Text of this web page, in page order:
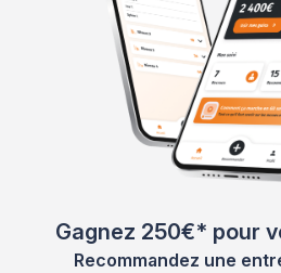
Gagnez 250€* pour
Recommandez une